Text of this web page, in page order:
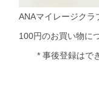
ANAマイレージクラ
100円のお買い物に
* 事後登録はで